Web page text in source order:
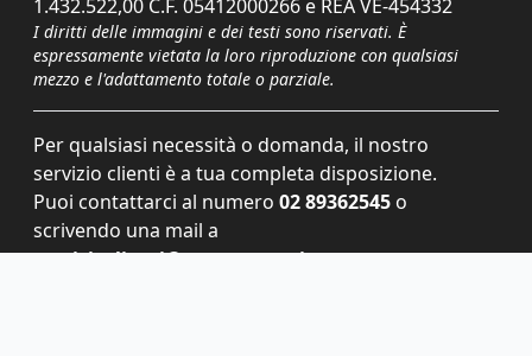
1.432.522,00 C.F. 05412000266 e REA VE-454332
I diritti delle immagini e dei testi sono riservati. È
espressamente vietata la loro riproduzione con qualsiasi
mezzo e l'adattamento totale o parziale.
Per qualsiasi necessità o domanda, il nostro
servizio clienti è a tua completa disposizione.
Puoi contattarci al numero 02 89362545 o
scrivendo una mail a
servizioclienti@grupponem.it.